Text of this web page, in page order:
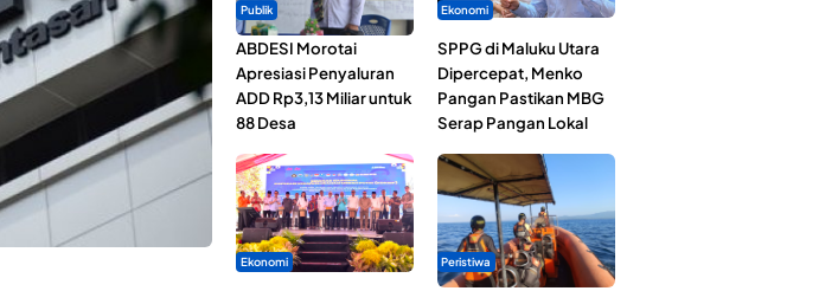
Publik
ABDESI Morotai
Apresiasi Penyaluran
ADD Rp3,13 Miliar untuk
88 Desa
Ekonomi
SPPG di Maluku Utara
Dipercepat, Menko
Pangan Pastikan MBG
Serap Pangan Lokal
Ekonomi Peristiwa